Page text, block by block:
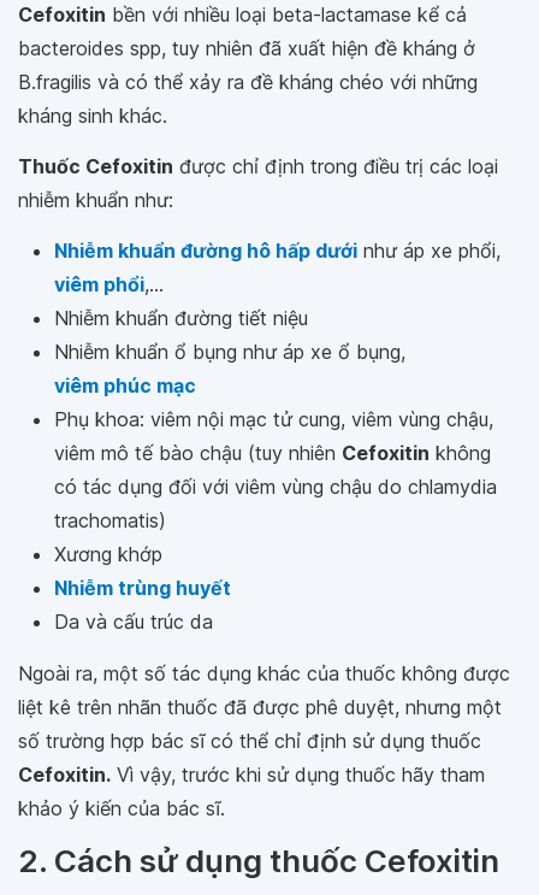
Cefoxitin bền với nhiều loại beta-lactamase kể cả
bacteroides spp, tuy nhiên đã xuất hiện đề kháng ở
B.fragilis và có thể xảy ra đề kháng chéo với những
kháng sinh khác.
Thuốc Cefoxitin được chỉ định trong điều trị các loại
nhiễm khuẩn như:
Nhiễm khuẩn đường hô hấp dưới như áp xe phổi,
viêm phổi,...
Nhiễm khuẩn đường tiết niệu
Nhiễm khuẩn ổ bụng như áp xe ổ bụng,
viêm phúc mạc
Phụ khoa: viêm nội mạc tử cung, viêm vùng chậu,
viêm mô tế bào chậu (tuy nhiên Cefoxitin không
có tác dụng đối với viêm vùng chậu do chlamydia
trachomatis)
Xương khớp
Nhiễm trùng huyết
Da và cấu trúc da
Ngoài ra, một số tác dụng khác của thuốc không được
liệt kê trên nhãn thuốc đã được phê duyệt, nhưng một
số trường hợp bác sĩ có thể chỉ định sử dụng thuốc
Cefoxitin. Vì vậy, trước khi sử dụng thuốc hãy tham
khảo ý kiến của bác sĩ.
2. Cách sử dụng thuốc Cefoxitin